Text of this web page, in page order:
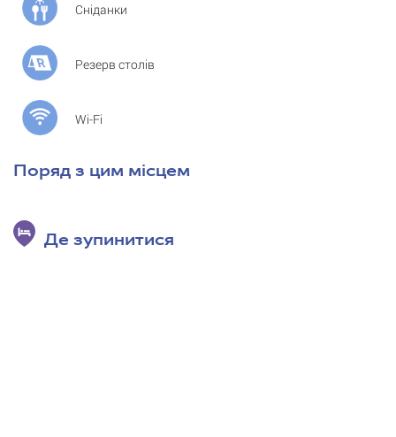
Сніданки
Резерв столів
Wi-Fi
Поряд з цим місцем
Де зупинитися